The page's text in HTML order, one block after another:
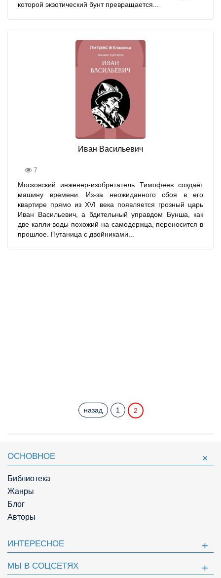
которой экзотический бунт превращается...
Иван Васильевич
7
Московский инженер-изобретатель Тимофеев создаёт
машину времени. Из-за неожиданного сбоя в его
квартире прямо из XVI века появляется грозный царь
Иван Васильевич, а бдительный управдом Бунша, как
две капли воды похожий на самодержца, переносится в
прошлое. Путаница с двойниками...
назад 1 2
ОСНОВНОЕ
Библиотека
Жанры
Блог
Авторы
ИНТЕРЕСНОЕ
МЫ В СОЦСЕТЯХ